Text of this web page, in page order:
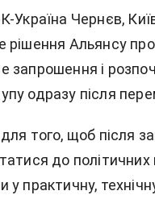
Україна Чернєв,
рішення Альянсу
запрошення і
одразу після
того, щоб після
до політичних
у практичну,